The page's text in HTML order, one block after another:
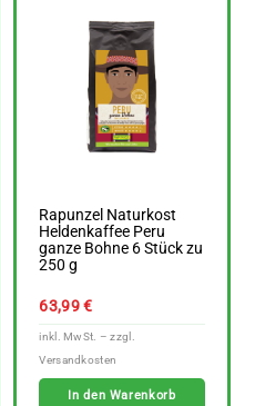
Rapunzel Naturkost
Heldenkaffee Peru
ganze Bohne 6 Stück zu
250 g
63,99€
In den Warenkorb